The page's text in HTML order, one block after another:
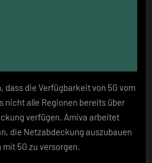
die Verfügbarkeit von 5G vom
nicht alle Regionen bereits über
verfügen. Amiva arbeitet
die Netzabdeckung auszubauen
5G zu versorgen.